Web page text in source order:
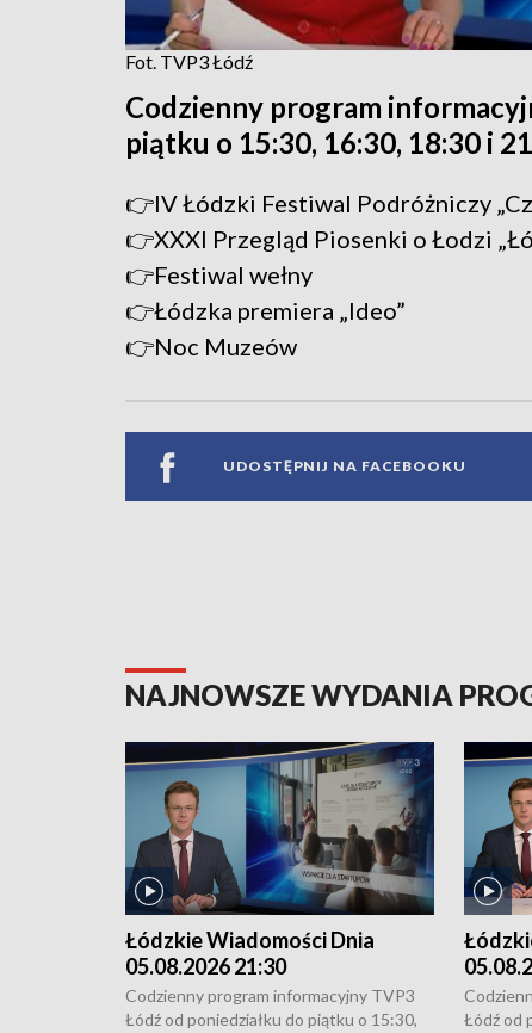
Fot. TVP3 Łódź
Codzienny program
piątku o 15:30, 16:30, 18:30 i
👉IV Łódzki Festiwal Podróżniczy
👉XXXI Przegląd Piosenki o Łodzi
👉Festiwal wełny
👉Łódzka premiera „Ideo”
👉Noc Muzeów
UDOSTĘPNIJ NA FACEBOOKU
NAJNOWSZE WYDANIA
Łódzkie Wiadomości Dnia
05.08.2026 21:30
Codzienny program informacyjny TVP3
Łódź od poniedziałku do piątku o 15:30,
Łódź od